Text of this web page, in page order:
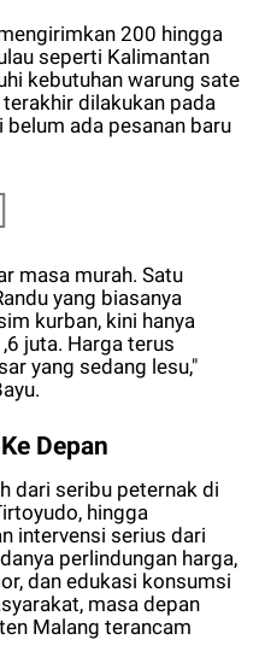
200 hingga
seperti Kalimantan
kebutuhan warung sate
dilakukan pada
belum ada pesanan baru
masa murah. Satu
yang biasanya
kurban, kini hanya
juta. Harga terus
yang sedang lesu,"
Depan
dari seribu peternak di
hingga
intervensi serius dari
perlindungan harga,
dan edukasi konsumsi
masa depan
Malang terancam